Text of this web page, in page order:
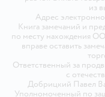
из
Адрес
Книга замечаний и
по месту нахождения
вправе оставить
Ответственный за
с
Добрицкий Павел
Уполномоченный по